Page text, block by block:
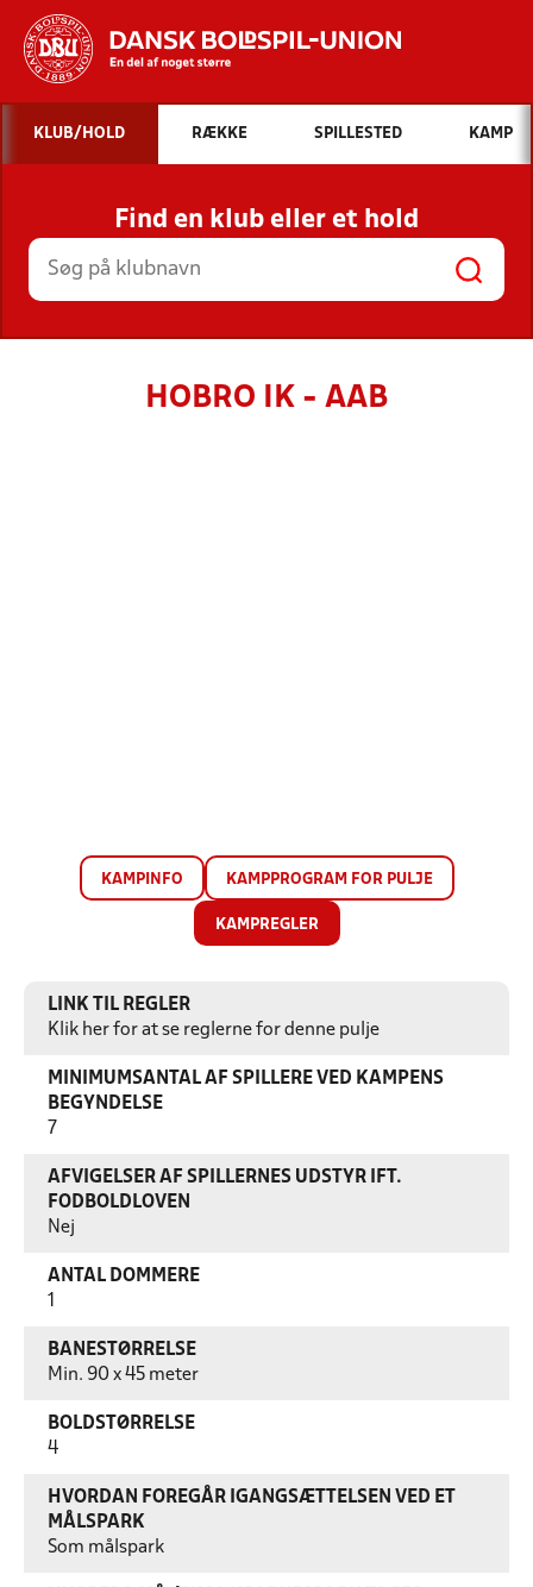
Hvad vil du søge efter?
INDHOLD OG NYHEDER
STILLINGER, RESULTATER, KLUBBER OG
HOLD
KLUB/HOLD RÆKKE SPILLESTED KAMP
Find en klub eller et hold
HOBRO IK - AAB
KAMPINFO KAMPPROGRAM FOR PULJE
KAMPREGLER
LINK TIL REGLER
Klik her for at se reglerne for denne pulje
MINIMUMSANTAL AF SPILLERE VED KAMPENS
BEGYNDELSE
7
AFVIGELSER AF SPILLERNES UDSTYR IFT.
FODBOLDLOVEN
Nej
ANTAL DOMMERE
BANESTØRRELSE
Min. 90 x 45 meter
BOLDSTØRRELSE
4
HVORDAN FOREGÅR IGANGSÆTTELSEN VED ET
MÅLSPARK
Som målspark